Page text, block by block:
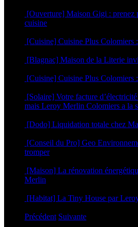
[Ouverture] Maison Gigi : prenez
cuisine
[Cuisine] Cuisine Plus Colomiers
[Blagnac] Maison de la Literie
[Cuisine] Cuisine Plus Colomiers
[Solaire] Votre facture
mais Leroy Merlin Colomiers a la
[Dodo] Liquidation totale chez
[Conseil du Pro] Geo
tromper
[Maison] La rénovation
Merlin
[Habitat] La Tiny House par
Précédent Suivante